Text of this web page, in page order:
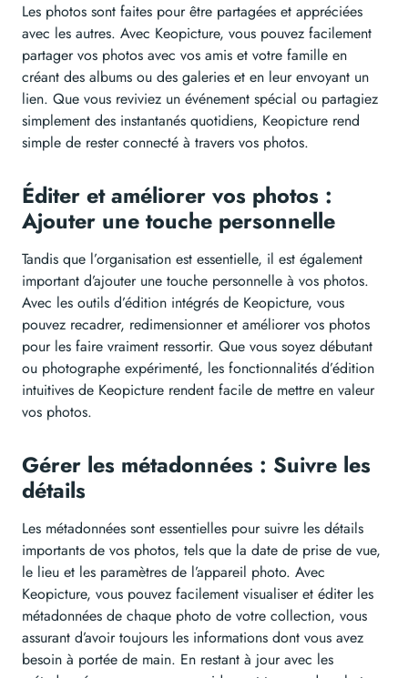
Les photos sont faites pour être partagées et appréciées
avec les autres. Avec Keopicture, vous pouvez facilement
partager vos photos avec vos amis et votre famille en
créant des albums ou des galeries et en leur envoyant un
lien. Que vous reviviez un événement spécial ou partagiez
simplement des instantanés quotidiens, Keopicture rend
simple de rester connecté à travers vos photos.
Éditer et améliorer vos photos :
Ajouter une touche personnelle
Tandis que l’organisation est essentielle, il est également
important d’ajouter une touche personnelle à vos photos.
Avec les outils d’édition intégrés de Keopicture, vous
pouvez recadrer, redimensionner et améliorer vos photos
pour les faire vraiment ressortir. Que vous soyez débutant
ou photographe expérimenté, les fonctionnalités d’édition
intuitives de Keopicture rendent facile de mettre en valeur
vos photos.
Gérer les métadonnées : Suivre les
détails
Les métadonnées sont essentielles pour suivre les détails
importants de vos photos, tels que la date de prise de vue,
le lieu et les paramètres de l’appareil photo. Avec
Keopicture, vous pouvez facilement visualiser et éditer les
métadonnées de chaque photo de votre collection, vous
assurant d’avoir toujours les informations dont vous avez
besoin à portée de main. En restant à jour avec les